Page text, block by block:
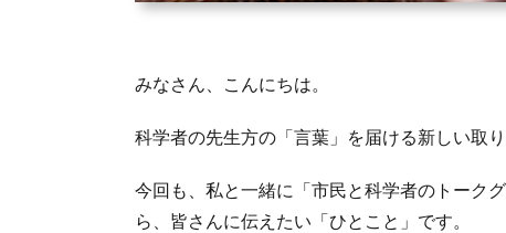
みなさん、こんにちは。
科学者の先生方の「言葉」を届ける新しい取
今回も、私と一緒に「市民と科学者のトーク
ら、皆さんに伝えたい「ひとこと」です。